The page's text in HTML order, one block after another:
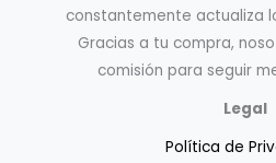
constantemente actualiza
Gracias a tu compra,
comisión para seguir
Legal
Política de